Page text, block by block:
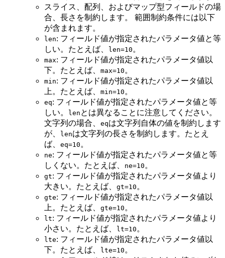
スライス、配列、およびマップ型フィールドの場
合、長さを制約します。 範囲制約条件には以下
が含まれます。
len: フィールド値が指定されたパラメータ値と等
しい。たとえば、
len=10 。
max: フィールド値が指定されたパラメータ値以
下。たとえば、 max=10 。
min: フィールド値が指定されたパラメータ値以
上。たとえば、 min=10 。
eq: フィールド値が指定されたパラメータ値と等
しい。
len とは異なることに注意してください。
文字列の場合、 eqは文字列自体の値を制約します
が、
lenは文字列の長さを制約します。たとえ
ば、 eq=10 。
ne: フィールド値が指定されたパラメータ値と等
しくない。たとえば、
ne=10 。
gt: フィールド値が指定されたパラメータ値より
大きい。たとえば、 gt=10 。
gte: フィールド値が指定されたパラメータ値以
上。たとえば、 gte=10 。
lt: フィールド値が指定されたパラメータ値より
小さい。たとえば、
lt=10 。
lte: フィールド値が指定されたパラメータ値以
下。たとえば、
lte=10 。